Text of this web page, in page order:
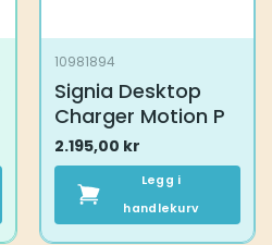
10981894
Signia Desktop
Charger Motion P
2.195,00 kr
Legg i
handlekurv